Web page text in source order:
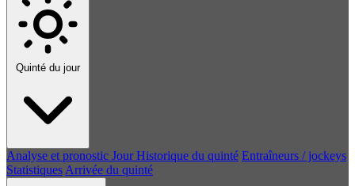
Quinté du jour
Analyse et pronostic Jour Historique du quinté Entraîneurs / jockeys
Statistiques Arrivée du quinté